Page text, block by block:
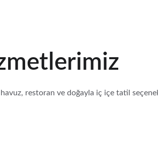
havuz, restoran ve doğayla iç içe tatil